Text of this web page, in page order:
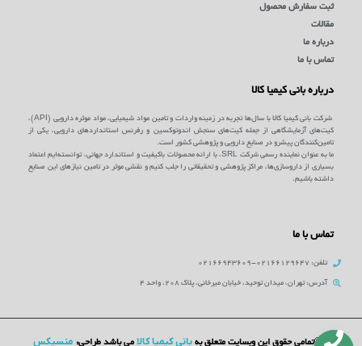
ثبت سفارش محصول
مقالات
درباره ما
تماس با ما
درباره بانی کیمیا کالا
شرکت بانی کیمیا کالا با سال‌ها تجربه در زمینه واردات و تامین مواد شیمیایی، مواد موثره دارویی (API)،
کیت‌های آزمایشگاهی از جمله کیت‌های سنجش اندوتوکسین و رفرنس استانداردهای دارویی، یکی از
تامین‌کنندگان پیشرو در صنایع دارویی و پژوهشی کشور است.
ما به عنوان نماینده رسمی شرکت SRL، با ارائه محصولات باکیفیت و استاندارد جهانی، توانسته‌ایم اعتماد
بسیاری از داروسازی‌ها، مراکز پژوهشی و تحقیقاتی را جلب کنیم و نقشی موثر در تامین نیازهای این صنایع
داشته باشیم.
تماس با ما
تلفن: 02166129647-02166943609
آدرس: تهران، میدان توحید، خیابان میرخانی، پلاک 208، واحد 4
©تمامی حقوق این وبسایت متعلق به بانی کیمیا کالا می باشد طراحی: منسیکس